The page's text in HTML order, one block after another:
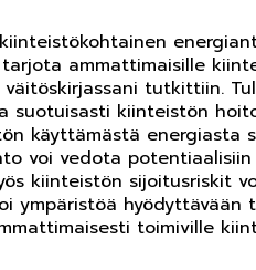
ammattimaisille
tutkittiin.
suotuisasti kiinteistön
käyttämästä energiasta
voi vedota
kiinteistön sijoitusriskit
ympäristöä hyödyttävään
toimiville